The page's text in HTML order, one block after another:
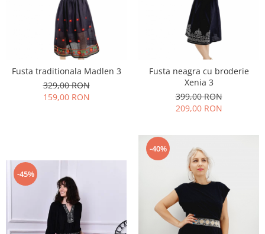
Ii traditionale
Rochii traditionale
Rochii Elegante
Fusta traditionala Madlen 3
329,00 RON
159,00 RON
Fusta neagra cu broderie
Xenia 3
399,00 RON
209,00 RON
-45%
-40%